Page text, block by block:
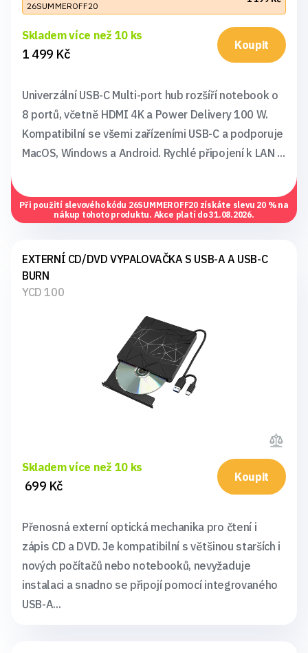
26SUMMEROFF20
Skladem více než 10 ks
1 499 Kč
Koupit
Univerzální USB-C Multi-port hub rozšíří notebook o
8 portů, včetně HDMI 4K a Power Delivery 100 W.
Kompatibilní se všemi zařízeními USB-C a podporuje
MacOS, Windows a Android. Rychlé připojení k LAN ...
Při použití slevového kódu 26SUMMEROFF20 získáte slevu 20 % na
nákup tohoto produktu. Akce platí do 31.08.2026.
EXTERNÍ CD/DVD VYPALOVAČKA S USB-A A USB-C
BURN
YCD 100
Skladem více než 10 ks
699 Kč
Koupit
Přenosná externí optická mechanika pro čtení i
zápis CD a DVD. Je kompatibilní s většinou starších i
nových počítačů nebo notebooků, nevyžaduje
instalaci a snadno se připojí pomocí integrovaného
USB-A...